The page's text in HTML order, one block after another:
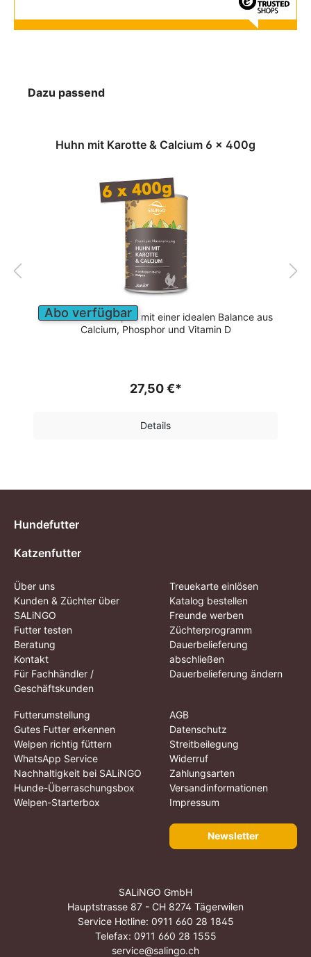
Dazu passend
Abo verfügbar
Huhn mit Karotte & Calcium 6 x 400g
Nassfutter für Welpen mit einer idealen Balance aus
Calcium, Phosphor und Vitamin D
27,50 €*
Details
Hundefutter
Katzenfutter
Über uns
Kunden & Züchter über
SALiNGO
Futter testen
Beratung
Kontakt
Für Fachhändler /
Geschäftskunden
Treuekarte einlösen
Katalog bestellen
Freunde werben
Züchterprogramm
Dauerbelieferung
abschließen
Dauerbelieferung ändern
Futterumstellung
Gutes Futter erkennen
Welpen richtig füttern
WhatsApp Service
Nachhaltigkeit bei SALiNGO
Hunde-Überraschungsbox
Welpen-Starterbox
AGB
Datenschutz
Streitbeilegung
Widerruf
Zahlungsarten
Versandinformationen
Impressum
Newsletter
SALiNGO GmbH
Hauptstrasse 87 - CH 8274 Tägerwilen
Service Hotline: 0911 660 28 1845
Telefax: 0911 660 28 1555
service@salingo.ch